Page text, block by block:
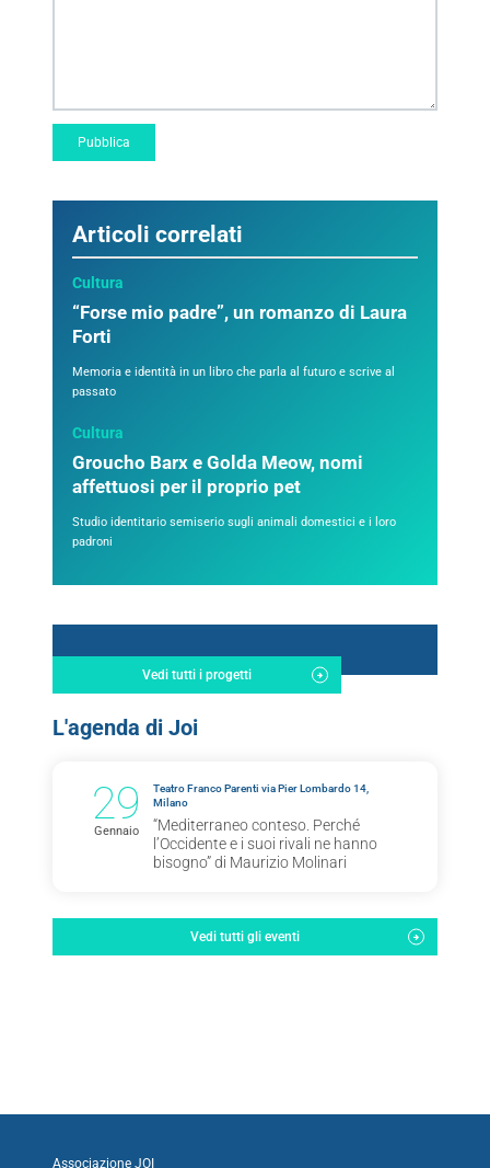
Articoli correlati
Cultura
“Forse mio padre”, un romanzo di Laura
Forti
Memoria e identità in un libro che parla al futuro e scrive al
passato
Cultura
Groucho Barx e Golda Meow, nomi
affettuosi per il proprio pet
Studio identitario semiserio sugli animali domestici e i loro
padroni
Vedi tutti i progetti
L'agenda di Joi
29
Gennaio
Teatro Franco Parenti via Pier Lombardo 14,
Milano
“Mediterraneo conteso. Perché
l’Occidente e i suoi rivali ne hanno
bisogno” di Maurizio Molinari
Vedi tutti gli eventi
Associazione JOI